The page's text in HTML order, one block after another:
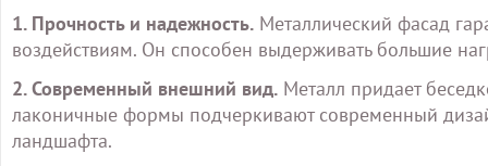
1. Прочность и надежность. Металлический фасад
воздействиям. Он способен выдерживать большие
2. Современный внешний вид. Металл придает
лаконичные формы подчеркивают современный
ландшафта.